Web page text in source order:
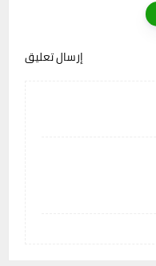
إرسال تعليق